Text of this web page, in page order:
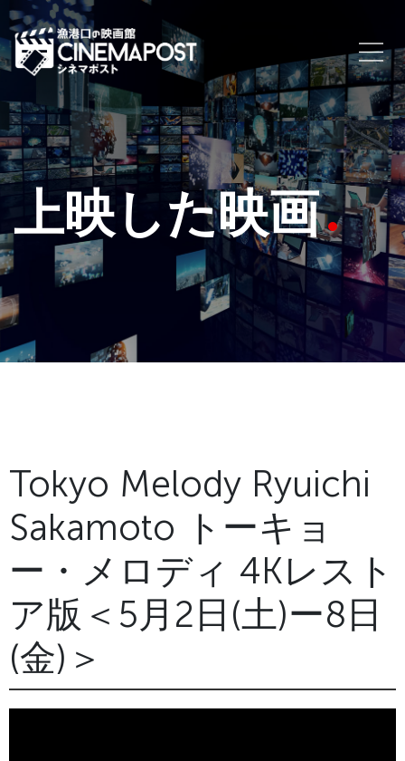
上映した映画
Tokyo Melody Ryuichi
Sakamoto トーキョ
ー・メロディ 4Kレスト
ア版＜5月2日(土)ー8日
(金)＞